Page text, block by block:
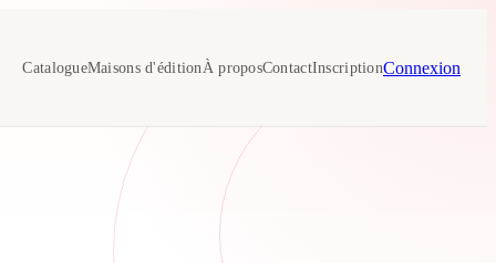
CatalogueMaisons d'édition À proposContactInscriptionConnexion